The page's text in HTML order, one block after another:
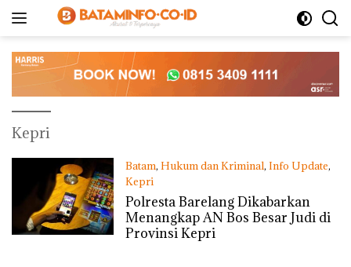
Kepri
Batam, Hukum dan Kriminal, Info Update,
Kepri
Jumat, 15/11/2024 - 18:20 WIB
Polresta Barelang Dikabarkan
Menangkap AN Bos Besar Judi di
Provinsi Kepri